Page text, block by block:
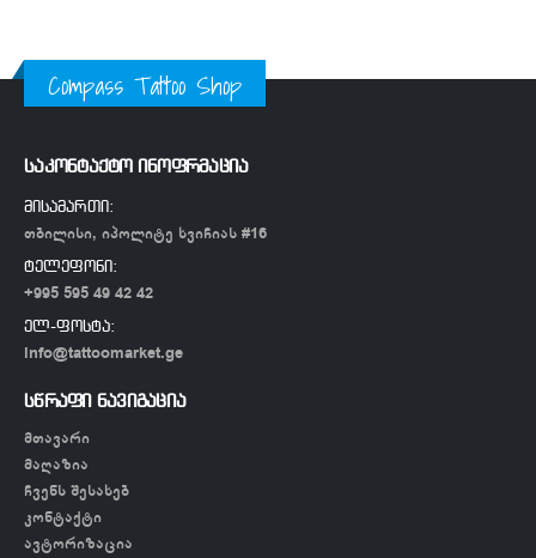
Compass Tattoo Shop
საკონტაქტო ინოფრმაცია
მისამართი:
თბილისი, იპოლიტე ხვიჩიას #16
ტელეფონი:
+995 595 49 42 42
ელ-ფოსტა:
info@tattoomarket.ge
სწრაფი ნავიგაცია
მთავარი
მაღაზია
ჩვენს შესახებ
კონტაქტი
ავტორიზაცია